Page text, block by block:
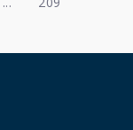
ABA para
PáginasPágina